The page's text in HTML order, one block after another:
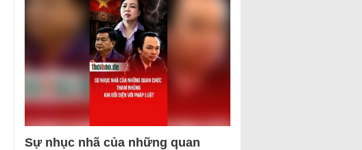
Sự nhục nhã của những quan